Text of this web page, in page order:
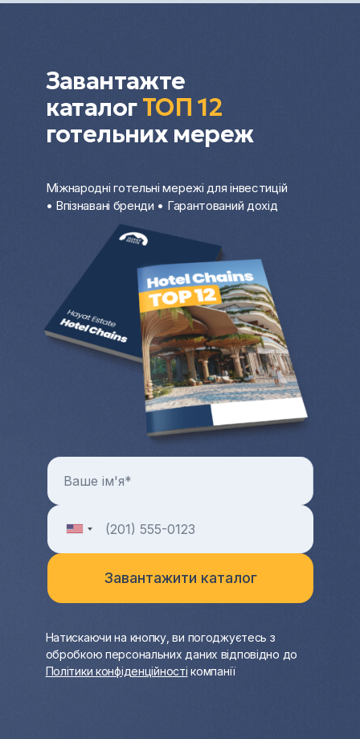
професійний супровід на кожному етапі.
Завантажте
каталогТОП 12
готельних мереж
Міжнародні готельні мережі для інвестицій
• Впізнавані бренди • Гарантований дохід
Натискаючи на кнопку, ви погоджуєтесь з
обробкою персональних даних відповідно до
Політики конфіденційності компанії